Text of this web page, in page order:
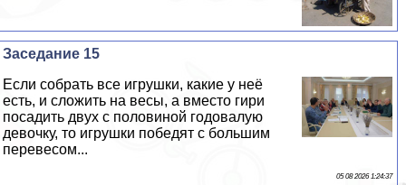
Заседание 15
Если собрать все игрушки, какие у неё
есть, и сложить на весы, а вместо гири
посадить двух с половиной годовалую
дeвoчку, то игрушки победят с большим
перевесом...
05 08 2026 1:24:37